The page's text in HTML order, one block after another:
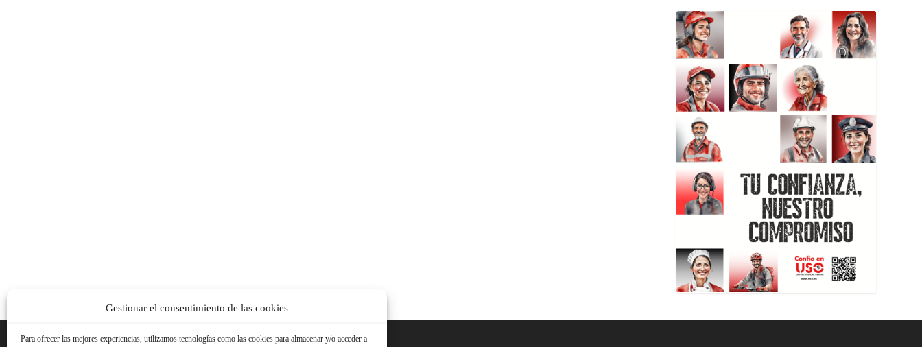
Gestionar el consentimiento de las cookies
Para ofrecer las mejores experiencias, utilizamos tecnologías como las cookies para almacenar y/o acceder a